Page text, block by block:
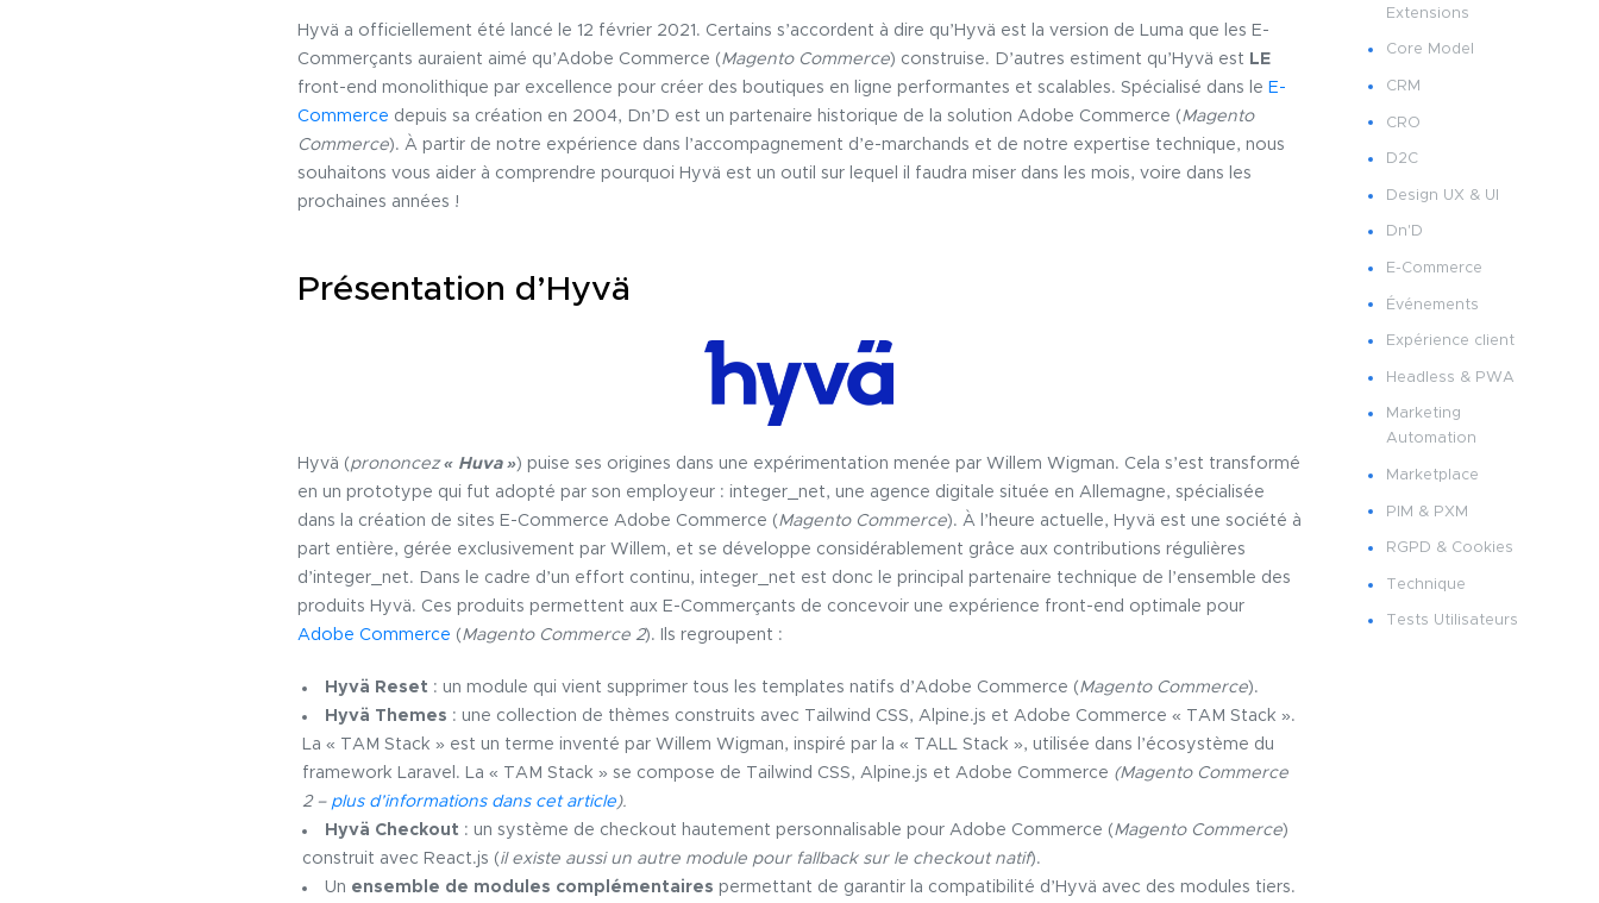
Hyvä a officiellement été lancé le 12 février 2021. Certains s’accordent à dire qu’Hyvä est la version de Luma que les E-
Commerçants auraient aimé qu’Adobe Commerce (Magento Commerce) construise. D’autres estiment qu’Hyvä est LE
front-end monolithique par excellence pour créer des boutiques en ligne performantes et scalables. Spécialisé dans le E-
Commerce depuis sa création en 2004, Dn’D est un partenaire historique de la solution Adobe Commerce (Magento
Commerce). À partir de notre expérience dans l’accompagnement d’e-marchands et de notre expertise technique, nous
souhaitons vous aider à comprendre pourquoi Hyvä est un outil sur lequel il faudra miser dans les mois, voire dans les
prochaines années !
Présentation d’Hyvä
Hyvä (prononcez« Huva ») puise ses origines dans une expérimentation menée par Willem Wigman. Cela s’est transformé
en un prototype qui fut adopté par son employeur : integer_net, une agence digitale située en Allemagne, spécialisée
dans la création de sites E-Commerce Adobe Commerce (Magento Commerce). À l’heure actuelle, Hyvä est une société à
part entière, gérée exclusivement par Willem, et se développe considérablement grâce aux contributions régulières
d’integer_net. Dans le cadre d’un effort continu, integer_net est donc le principal partenaire technique de l’ensemble des
produits Hyvä. Ces produits permettent aux E-Commerçants de concevoir une expérience front-end optimale pour
Adobe Commerce (Magento Commerce 2). Ils regroupent :
Hyvä Reset : un module qui vient supprimer tous les templates natifs d’Adobe Commerce (Magento Commerce).
Hyvä Themes : une collection de thèmes construits avec Tailwind CSS, Alpine.js et Adobe Commerce « TAM Stack ».
La « TAM Stack » est un terme inventé par Willem Wigman, inspiré par la « TALL Stack », utilisée dans l’écosystème du
framework Laravel. La « TAM Stack » se compose de Tailwind CSS, Alpine.js et Adobe Commerce (Magento Commerce
2 – plus d’informations dans cet article).
Hyvä Checkout : un système de checkout hautement personnalisable pour Adobe Commerce (Magento Commerce)
construit avec React.js (il existe aussi un autre module pour fallback sur le checkout natif).
Un ensemble de modules complémentaires permettant de garantir la compatibilité d’Hyvä avec des modules tiers.
Extensions
Core Model
CRM
CRO
D2C
Design UX & UI
Dn'D
E-Commerce
Événements
Expérience client
Headless & PWA
Marketing
Automation
Marketplace
PIM & PXM
RGPD & Cookies
Technique
Tests Utilisateurs